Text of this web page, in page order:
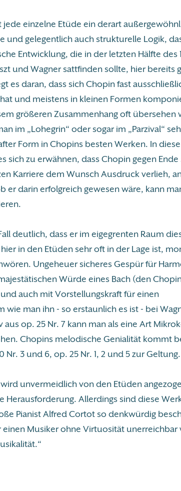
jede einzelne Etüde ein derart
und gelegentlich auch strukturelle Logik,
Entwicklung, die in der letzten Hälfte des
und Wagner sattfinden sollte, hier bereits
es daran, dass sich Chopin fast
und meistens in kleinen Formen
größeren Zusammenhang oft übersehen
im „Lohegrin“ oder sogar im „Parzival“
Form in Chopins besten Werken. In
sich zu erwähnen, dass Chopin gegen Ende
Karriere dem Wunsch Ausdruck verlieh,
er darin erfolgreich gewesen wäre, kann
deutlich, dass er im eigegrenten Raum
in den Etüden sehr oft in der Lage ist,
Ungeheuer sicheres Gespür für
Würde eines Bach (den
auch mit Vorstellungskraft für einen
wie man ihn - so erstaunlich es ist - bei
aus op. 25 Nr. 7 kann man als eine Art
Chopins melodische Genialität kommt
Nr. 3 und 6, op. 25 Nr. 1, 2 und 5 zur Geltung.
wird unvermeidlich von den Etüden
Herausforderung. Allerdings sind diese
Pianist Alfred Cortot so denkwürdig
einen Musiker ohne Virtuosität unerreichbar